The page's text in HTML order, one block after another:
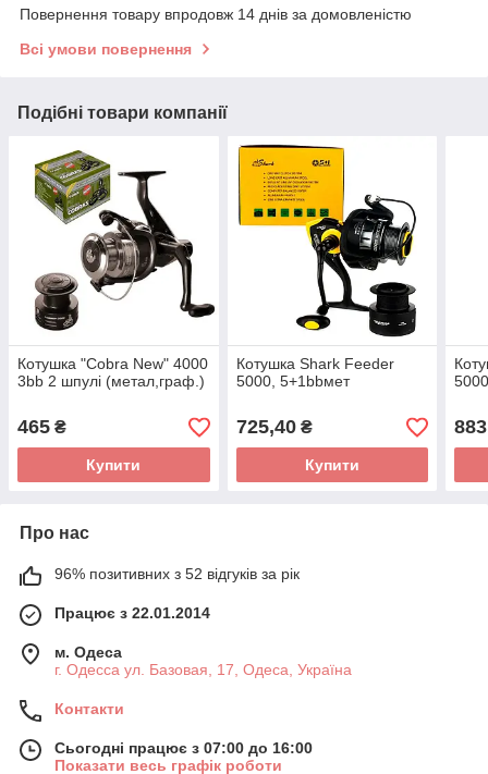
Повернення товару впродовж 14 днів за домовленістю
Всі умови повернення
Подібні товари компанії
Котушка "Cobra New" 4000
3bb 2 шпулі (метал,граф.)
465 ₴
Купити
Котушка Shark Feeder
5000, 5+1bbмет
725,40₴
Купити
Про нас
96% позитивних з 52 відгуків за рік
Працює з 22.01.2014
м. Одеса
г. Одесса ул. Базовая, 17, Одеса, Україна
Контакти
Сьогодні працює з 07:00 до 16:00
Показати весь графік роботи